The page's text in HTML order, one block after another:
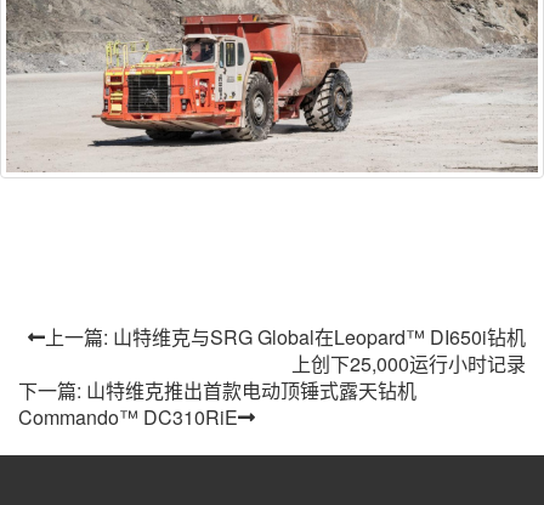
上一篇: 山特维克与SRG Global在Leopard™ DI650i钻机
上创下25,000运行小时记录
下一篇: 山特维克推出首款电动顶锤式露天钻机
Commando™ DC310RiE